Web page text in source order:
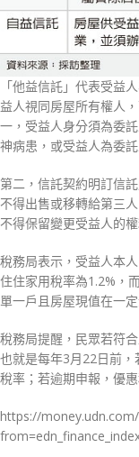
「他益信託」代表受益
益人視同房屋所有權人
一，受益人身分須為委
神病患，或受益人為委
第二，信託契約明訂信
不得出售或移轉給第三
不得保留變更受益人的
稅務局表示，受益人本
住住家用稅率為1.2%，
單一戶且房屋現值在一
稅務局提醒，民眾若符
也就是每年3月22日前
稅率；若逾期申報，優
https://